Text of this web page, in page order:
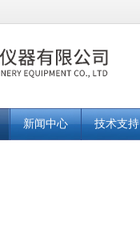
新闻中心 技术支持